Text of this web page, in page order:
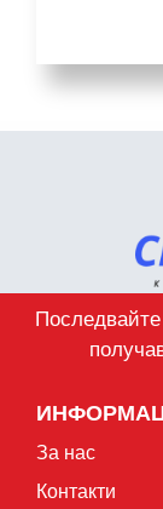
За нас
Контакти